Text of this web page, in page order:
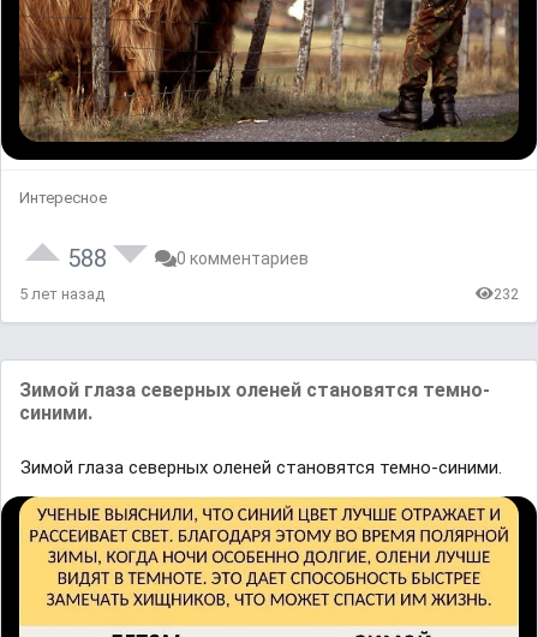
Интересное
588 0 комментариев
5 лет назад 232
Зимой глазa сeверных оленей становятся темно-
синими.
Зимой глазa сeверных оленей становятся темно-синими.